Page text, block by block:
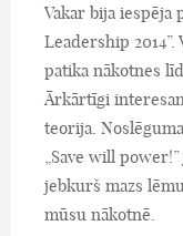
Vakar bija iespēja
Leadership
patika nākotnes
Ārkārtīgi
teorija.
„Save will
jebkurš mazs
mūsu nākotnē.